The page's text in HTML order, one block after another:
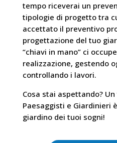
tempo riceverai un
tipologie di progetto tra
accettato il preventivo
progettazione del tuo
“chiavi in mano” ci
realizzazione, gestendo
controllando i lavori.
Cosa stai aspettando?
Paesaggisti e Giardinieri
giardino dei tuoi sogni!